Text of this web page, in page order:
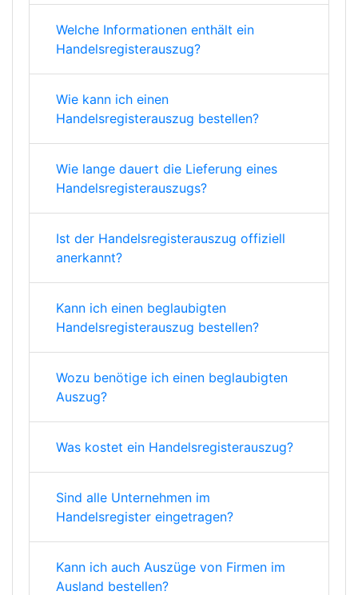
Welche Informationen enthält ein
Handelsregisterauszug?
Wie kann ich einen
Handelsregisterauszug bestellen?
Wie lange dauert die Lieferung eines
Handelsregisterauszugs?
Ist der Handelsregisterauszug offiziell
anerkannt?
Kann ich einen beglaubigten
Handelsregisterauszug bestellen?
Wozu benötige ich einen beglaubigten
Auszug?
Was kostet ein Handelsregisterauszug?
Sind alle Unternehmen im
Handelsregister eingetragen?
Kann ich auch Auszüge von Firmen im
Ausland bestellen?